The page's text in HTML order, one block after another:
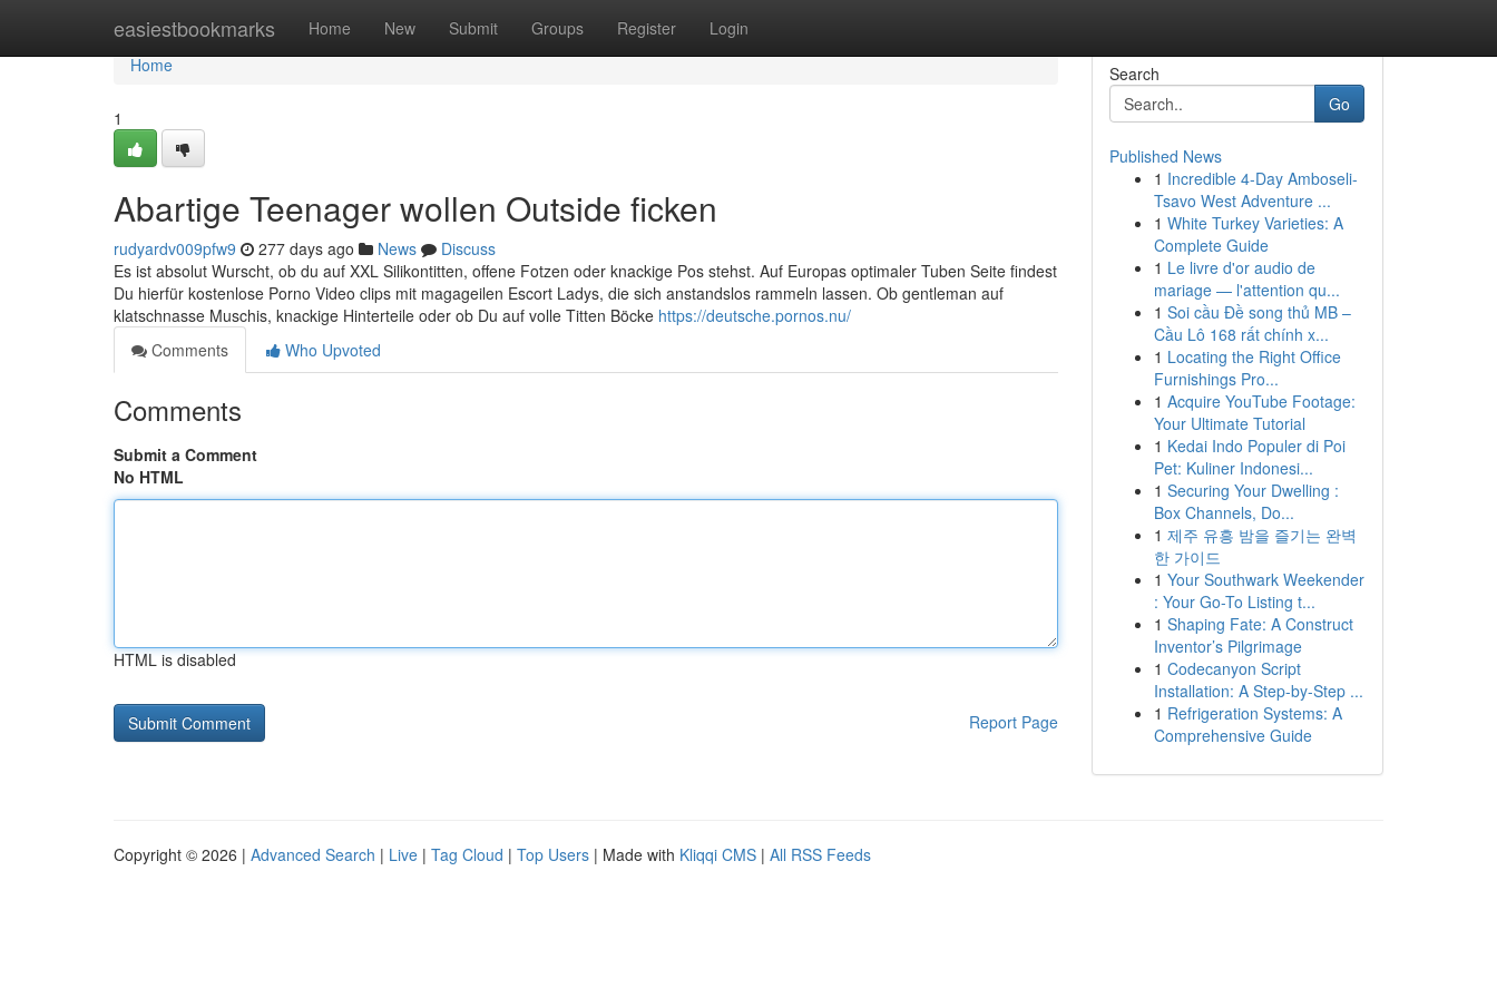
easiestbookmarks Home New Submit Groups Register Login
Home
Home
1
Abartige Teenager wollen Outside ficken
rudyardv009pfw9 277 days ago News
Discuss
Es ist absolut Wurscht, ob du auf XXL Silikontitten, offene Fotzen oder knackige Pos stehst. Auf Europas optimaler Tuben Seite findest
Du hierfür kostenlose Porno Video clips mit magageilen Escort Ladys, die sich anstandslos rammeln lassen. Ob gentleman auf
klatschnasse Muschis, knackige Hinterteile oder ob Du auf volle Titten Böcke https://deutsche.pornos.nu/
Comments
Who Upvoted
Comments
Submit a Comment
No HTML
HTML is disabled
Report Page
Search
Go
Published News
1 Incredible 4-Day Amboseli-
Tsavo West Adventure ...
1 White Turkey Varieties: A
Complete Guide
1 Le livre d'or audio de
mariage — l'attention qu...
1 Soi cầu Đề song thủ MB –
Cầu Lô 168 rất chính x...
1 Locating the Right Office
Furnishings Pro...
1 Acquire YouTube Footage:
Your Ultimate Tutorial
1 Kedai Indo Populer di Poi
Pet: Kuliner Indonesi...
1 Securing Your Dwelling :
Box Channels, Do...
1 제주 유흥 밤을 즐기는 완벽
한 가이드
1 Your Southwark Weekender
: Your Go-To Listing t...
1 Shaping Fate: A Construct
Inventor’s Pilgrimage
1 Codecanyon Script
Installation: A Step-by-Step ...
1 Refrigeration Systems: A
Comprehensive Guide
Copyright © 2026 | Advanced Search | Live | Tag Cloud | Top Users | Made with Kliqqi CMS | All RSS Feeds